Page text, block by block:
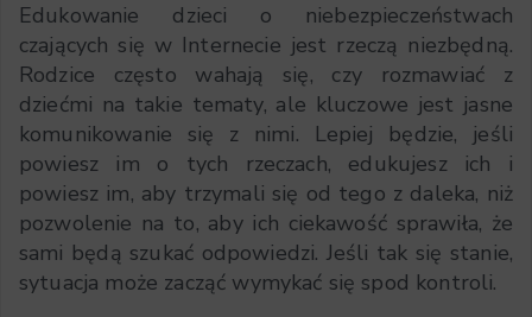
Edukowanie dzieci o niebezpieczeństwach
czających się w Internecie jest rzeczą niezbędną.
Rodzice często wahają się, czy rozmawiać z
dziećmi na takie tematy, ale kluczowe jest jasne
komunikowanie się z nimi. Lepiej będzie, jeśli
powiesz im o tych rzeczach, edukujesz ich i
powiesz im, aby trzymali się od tego z daleka, niż
pozwolenie na to, aby ich ciekawość sprawiła, że
sami będą szukać odpowiedzi. Jeśli tak się stanie,
sytuacja może zacząć wymykać się spod kontroli.